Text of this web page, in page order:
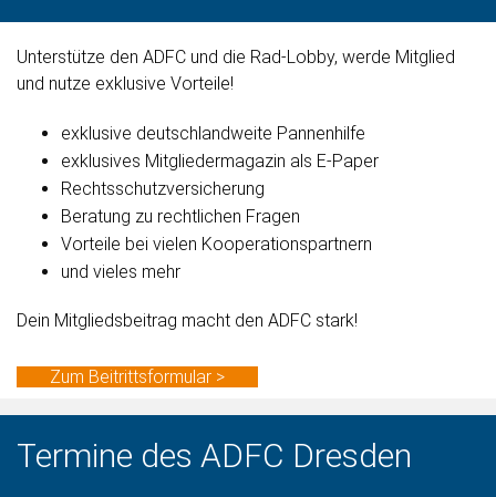
Unterstütze den ADFC und die Rad-Lobby, werde Mitglied
und nutze exklusive Vorteile!
exklusive deutschlandweite Pannenhilfe
exklusives Mitgliedermagazin als E-Paper
Rechtsschutzversicherung
Beratung zu rechtlichen Fragen
Vorteile bei vielen Kooperationspartnern
und vieles mehr
Dein Mitgliedsbeitrag macht den ADFC stark!
Zum Beitrittsformular >
Termine des ADFC Dresden